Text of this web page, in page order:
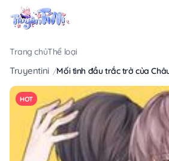
Trang chủThể loại
Truyentini Mối tình đầu trắc trở của
HOT